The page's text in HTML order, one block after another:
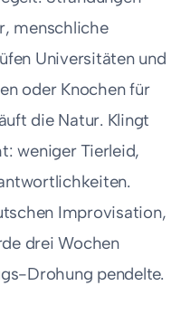
menschliche
Universitäten und
oder Knochen für
die Natur. Klingt
weniger Tierleid,
Improvisation,
drei Wochen
Drohung pendelte.